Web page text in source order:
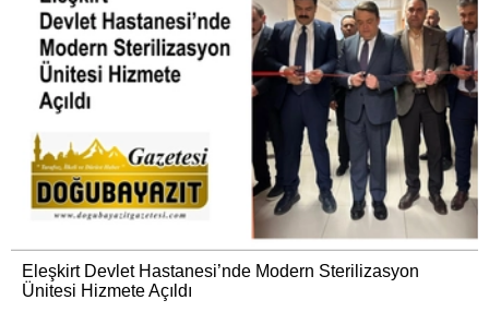
Eleşkirt Devlet Hastanesi’nde Modern Sterilizasyon
Ünitesi Hizmete Açıldı